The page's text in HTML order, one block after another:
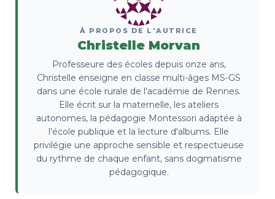
À PROPOS DE L'AUTRICE
Christelle Morvan
Professeure des écoles depuis onze ans,
Christelle enseigne en classe multi-âges MS-GS
dans une école rurale de l'académie de Rennes.
Elle écrit sur la maternelle, les ateliers
autonomes, la pédagogie Montessori adaptée à
l'école publique et la lecture d'albums. Elle
privilégie une approche sensible et respectueuse
du rythme de chaque enfant, sans dogmatisme
pédagogique.